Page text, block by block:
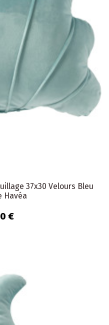
37x30 Velours Bleu
Havéa
€